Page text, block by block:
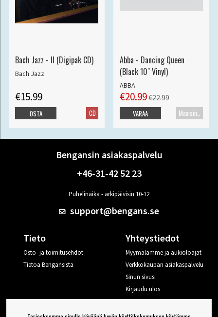
Bach Jazz - II (Digipak CD)
Bach Jazz
€15.99
CD
OSTA
Abba - Dancing Queen
(Black 10" Vinyl)
ABBA
€20.99€22.99
Maxisingle
VARAA
Bengansin asiakaspalvelu
+46-31-42 52 23
Puhelinaika - arkipäivisin 10-12
support@bengans.se
Tieto
Osto- ja toimitusehdot
Tietoa Bengansista
Yhteystiedot
Myymälämme ja aukioloajat
Verkkokaupan asiakaspalvelu
Sinun sivusi
Kirjaudu ulos
Haluan vinkkejä Bengansilta